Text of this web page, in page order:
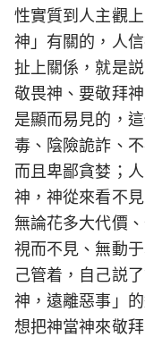
性實質到人主觀
神」有關的，人
扯上關係，就是
敬畏神、要敬拜
是顯而易見的，
毒、陰險詭詐、
而且卑鄙貪婪；
神，神從來看不
無論花多大代價
視而不見、無動
己管着，自己説
神，遠離惡事」
想把神當神來敬